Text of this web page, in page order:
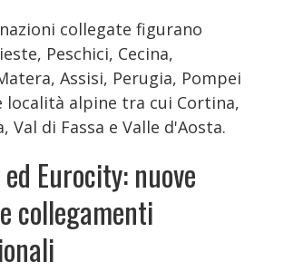
collegate figurano
Peschici, Cecina,
Assisi, Perugia, Pompei
località alpine tra cui Cortina,
Val di Fassa e Valle d'Aosta.
Eurocity: nuove
collegamenti